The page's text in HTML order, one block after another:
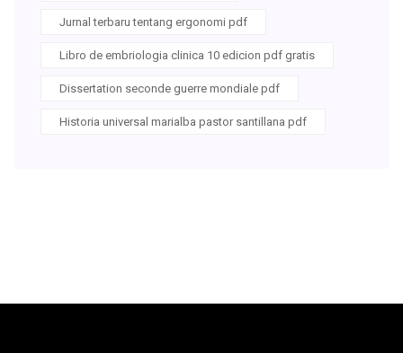
Jurnal terbaru tentang ergonomi pdf
Libro de embriologia clinica 10 edicion pdf gratis
Dissertation seconde guerre mondiale pdf
Historia universal marialba pastor santillana pdf